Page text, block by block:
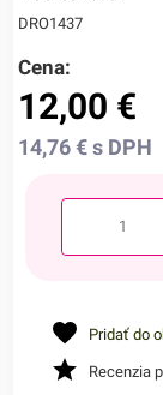
DRO1437
Cena:
12,00 €
14,76€ s DPH
Pridať do
Recenzia